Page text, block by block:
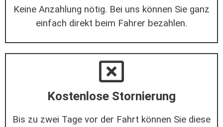
Keine Anzahlung nötig. Bei uns können Sie ganz
einfach direkt beim Fahrer bezahlen.
Kostenlose Stornierung
Bis zu zwei Tage vor der Fahrt können Sie diese